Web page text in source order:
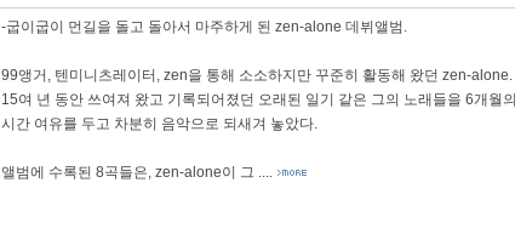
-굽이굽이 먼길을 돌고 돌아서 마주하게 된 zen-alone 데뷔앨범.
99앵거, 텐미니츠레이터, zen을 통해 소소하지만 꾸준히 활동해 왔던 zen-alone.
15여 년 동안 쓰여져 왔고 기록되어졌던 오래된 일기 같은 그의 노래들을 6개월의
시간 여유를 두고 차분히 음악으로 되새겨 놓았다.
앨범에 수록된 8곡들은, zen-alone이 그 ....